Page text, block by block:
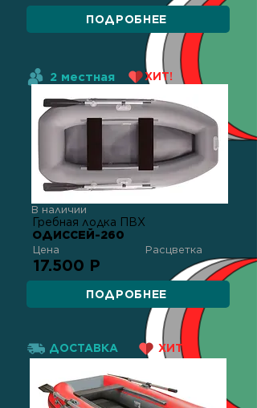
ПОДРОБНЕЕ
2 местная ХИТ!
В наличии
Гребная лодка ПВХ
ОДИССЕЙ-260
Цена Расцветка
17.500 Р
ПОДРОБНЕЕ
ДОСТАВКА ХИТ!